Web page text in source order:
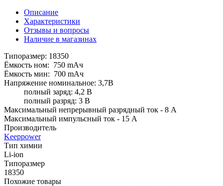
Описание
Характеристики
Отзывы и вопросы
Наличие в магазинах
Типоразмер: 18350
Ёмкость ном: 750 mAч
Ёмкость мин: 700 mAч
Напряжение номинальное: 3,7В
полный заряд: 4,2 В
полный разряд: 3 В
Максимальный непрерывный разрядный ток - 8 А
Максимальный импульсный ток - 15 А
Производитель
Keeppower
Тип химии
Li-ion
Типоразмер
18350
Похожие товары